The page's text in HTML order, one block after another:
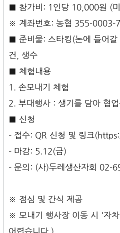
■ 참가비: 1인당 10,000원 (
※ 계좌번호: 농협 355-0003-
■ 준비물: 스타킹(논에 들어
건, 생수
■ 체험내용
1. 손모내기 체험
2. 부대행사 : 생기를 담아 협
■ 신청
- 접수: QR 신청 및 링크
- 마감: 5.12(금)
- 문의: (사)두레생산자회 02-
※ 점심 및 간식 제공
※ 모내기 행사장 이동 시 '자